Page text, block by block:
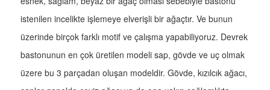
istenilen incelikte işlemeye elverişli bir ağaçtır. Ve bunun
üzerinde birçok farklı motif ve çalışma yapabiliyoruz. Devrek
bastonunun en çok üretilen modeli sap, gövde ve uç olmak
üzere bu 3 parçadan oluşan modeldir. Gövde, kızılcık ağacı,